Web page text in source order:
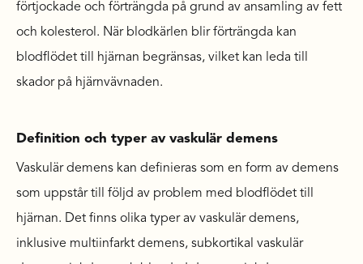
förtjockade och förträngda på grund av ansamling av fett
och kolesterol. När blodkärlen blir förträngda kan
blodflödet till hjärnan begränsas, vilket kan leda till
skador på hjärnvävnaden.
Definition och typer av vaskulär demens
Vaskulär demens kan definieras som en form av demens
som uppstår till följd av problem med blodflödet till
hjärnan. Det finns olika typer av vaskulär demens,
inklusive multiinfarkt demens, subkortikal vaskulär